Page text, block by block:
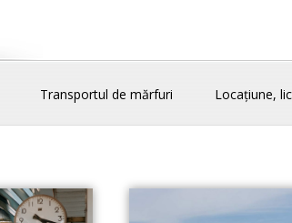
Transportul de mărfuri Locațiune,